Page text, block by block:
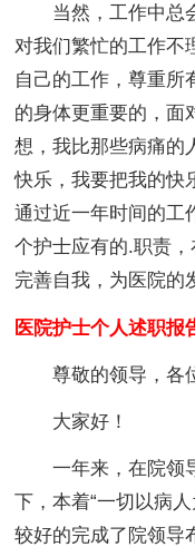
当然，工作中总
对我们繁忙的工作不
自己的工作，尊重所
的身体更重要的，面
想，我比那些病痛的
快乐，我要把我的快
通过近一年时间的工
个护士应有的.职责
完善自我，为医院的
医院护士个人述职报
尊敬的领导，各
大家好！
一年来，在院领
下，本着“一切以病
较好的完成了院领导